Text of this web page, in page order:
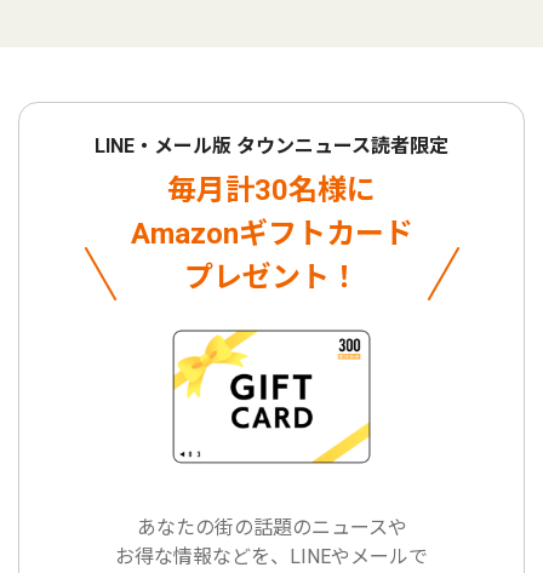
LINE・メール版 タウンニュース読者限定
毎月計30名様に
Amazonギフトカード
プレゼント！
あなたの街の話題のニュースや
お得な情報などを、LINEやメールで